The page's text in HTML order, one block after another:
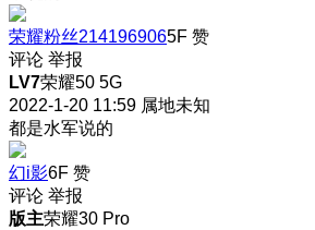
荣耀粉丝2141969065F 赞
评论 举报
LV7荣耀50 5G
2022-1-20 11:59 属地未知
都是水军说的
幻i影6F 赞
评论 举报
版主荣耀30 Pro